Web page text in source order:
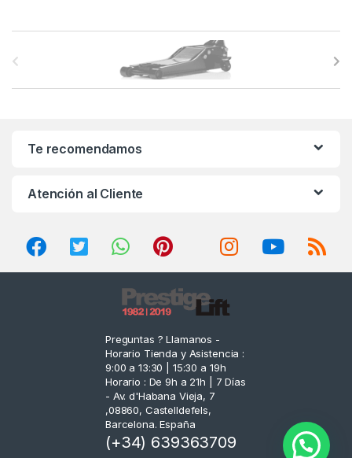
Te recomendamos
Atención al Cliente
Preguntas ? Llamanos -
Horario Tienda y Asistencia :
9:00 a 13:30 | 15:30 a 19h
Horario : De 9h a 21h | 7 Días
- Av. d'Habana Vieja, 7
,08860, Castelldefels,
Barcelona. España
(+34) 639363709